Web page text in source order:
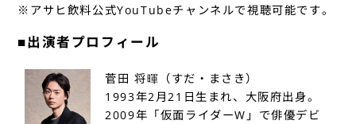
※アサヒ飲料公式YouTubeチャンネルで視聴可能です。
■出演者プロフィール
菅田 将暉（すだ・まさき）
1993年2月21日生まれ、大阪府出身。
2009年「仮面ライダーW」で俳優デビ